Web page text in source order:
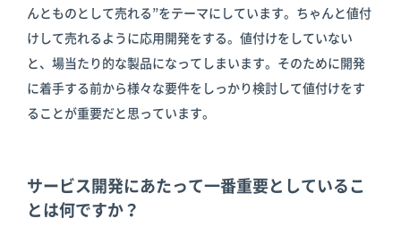
んとものとして売れる”をテーマにしています。ちゃんと値付
けして売れるように応用開発をする。値付けをしていない
と、場当たり的な製品になってしまいます。そのために開発
に着手する前から様々な要件をしっかり検討して値付けをす
ることが重要だと思っています。
サービス開発にあたって一番重要としているこ
とは何ですか？